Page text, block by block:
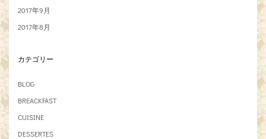
2017年9月
2017年8月
カテゴリー
BLOG
BREACKFAST
CUISINE
DESSERTES